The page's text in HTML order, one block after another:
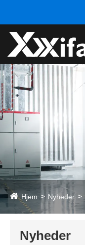
Hjem Nyheder
Nyheder